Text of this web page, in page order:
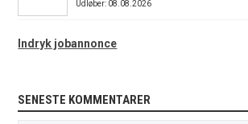
Udløber: 08.08.2026
Indryk jobannonce
SENESTE KOMMENTARER